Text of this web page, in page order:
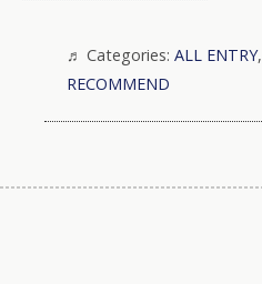
Categories: ALL ENTRY,
RECOMMEND